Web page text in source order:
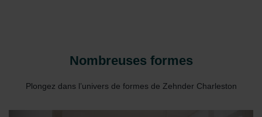
Nombreuses formes
Plongez dans l’univers de formes de Zehnder Charleston